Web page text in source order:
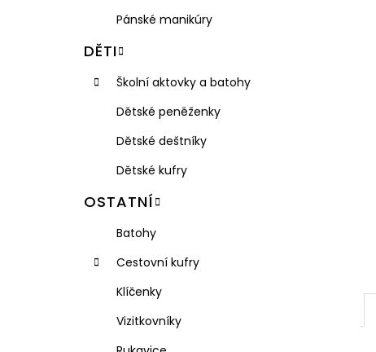
Pánské manikúry
DĚTI
Školní aktovky a batohy
Dětské peněženky
Dětské deštníky
Dětské kufry
OSTATNÍ
Batohy
Cestovní kufry
Klíčenky
Vizitkovníky